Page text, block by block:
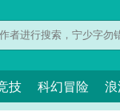
技 科幻冒险